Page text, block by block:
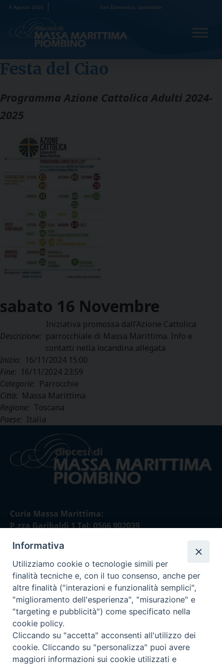
Skip
content
8 Agosto 2026 San Domenico, sacerdote
Festa del Ciao
Programma Azione Cattolica Adulti 2024-
2025
sabato 16 Novembre
Descrizione:
Iniziativa promossa dall’Azione Cattolica
parrocchiale di Massa Marittima. Info e
contatti nella locandina allegata
Inizio: 16/11/2024 15:00
Fine: 16/11/2024 23:59
Categorie: Parrocchie
Città: Massa Marittima
Regione: Toscana
Paese: Italia
Curia Massa Marittima:
P.zza Garibaldi 1 Tel: 0566 902039
Curia Piombino:
Via Don Minzoni,58/A Tel e Fax: 0565 32036
E-mail:
curia@diocesimassamarittima.it
Informativa
Utilizziamo cookie o tecnologie simili per
finalità tecniche e, con il tuo consenso, anche per
altre finalità ("interazioni e funzionalità semplici",
"miglioramento dell'esperienza", "misurazione" e
"targeting e pubblicità") come specificato nella
cookie policy.
Cliccando su "accetta" acconsenti all'utilizzo dei
cookie. Cliccando su "personalizza" puoi avere
maggiori informazioni sui cookie utilizzati e